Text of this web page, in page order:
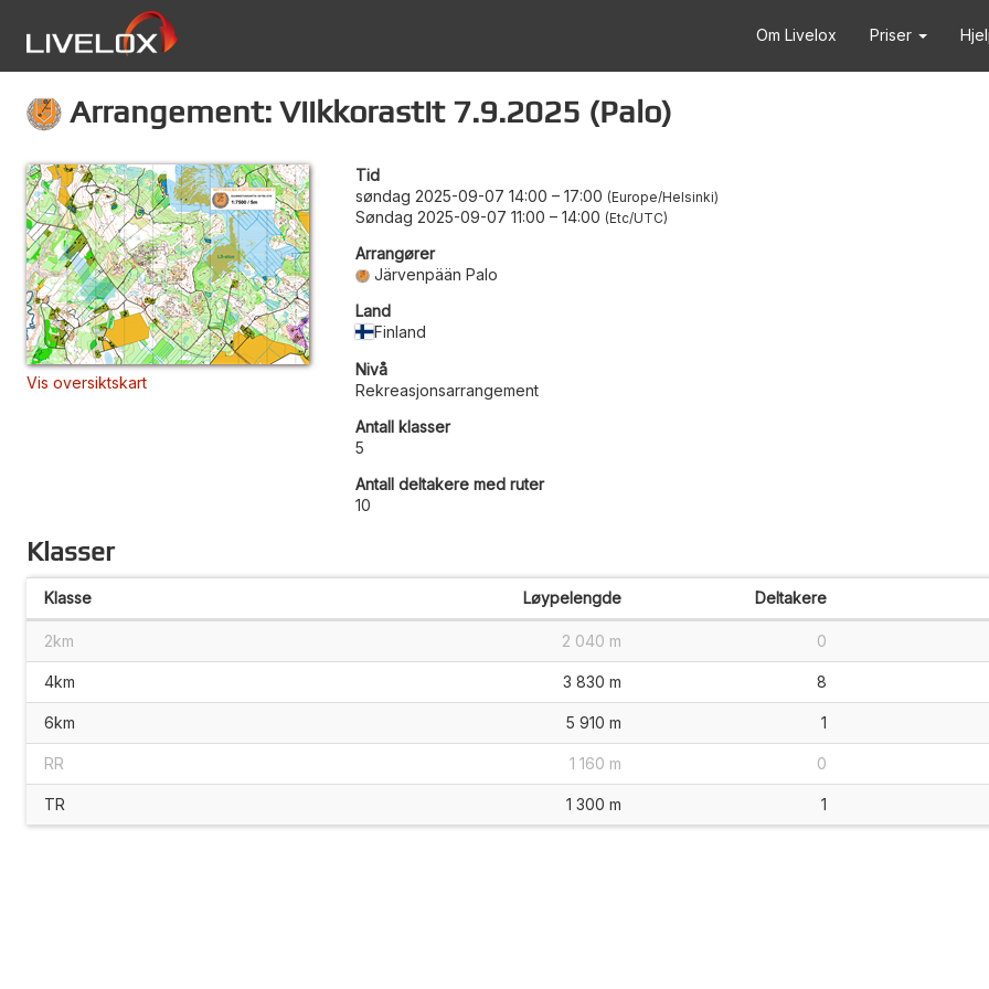
Om Livelox Priser
Arrangement: Viikkorastit 7.9.2025 (Palo)
Vis oversiktskart
Tid
søndag 2025-09-07 14:00 – 17:00 Europe/Helsinki
Søndag 2025-09-07 11:00 – 14:00 Etc/UTC
Arrangører
Järvenpään Palo
Land
Finland
Nivå
Rekreasjonsarrangement
Antall klasser
5
Antall deltakere med ruter
10
Klasser
Klasse Løypelengde Deltakere
2km 2 040 m 0
4km 3 830 m 8
6km 5 910 m 1
RR 1 160 m 0
TR 1 300 m 1